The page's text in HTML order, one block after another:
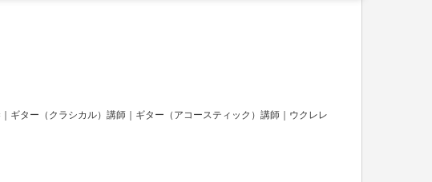
ギター（クラシカル）講師｜ギター（アコースティック）講師｜ウクレレ